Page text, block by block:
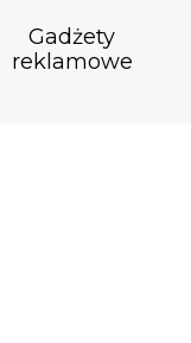
Gadżety
reklamowe